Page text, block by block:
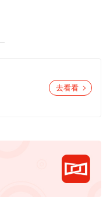
去看看